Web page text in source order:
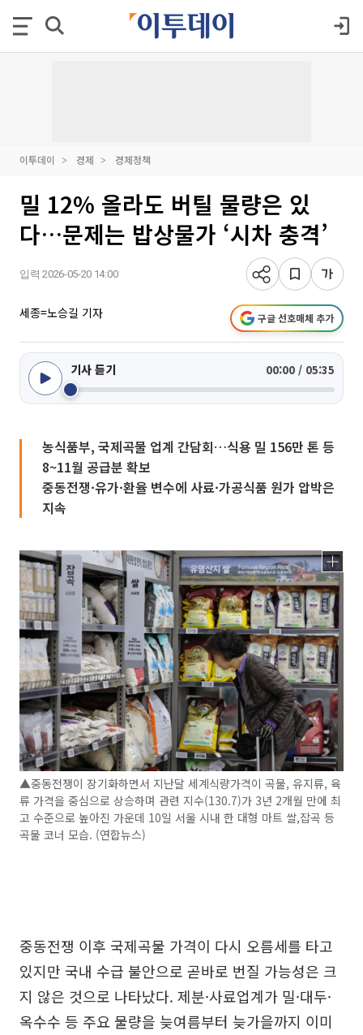
이투데이 경제 경제정책
밀 12% 올라도 버틸 물량은 있
다…문제는 밥상물가 ‘시차 충격’
입력 2026-05-20 14:00
세종=노승길 기자 구글 선호매체 추가
기사 듣기 00:00 / 05:35
농식품부, 국제곡물 업계 간담회…식용 밀 156만 톤 등
8~11월 공급분 확보
중동전쟁·유가·환율 변수에 사료·가공식품 원가 압박은
지속
▲중동전쟁이 장기화하면서 지난달 세계식량가격이 곡물, 유지류, 육
류 가격을 중심으로 상승하며 관련 지수(130.7)가 3년 2개월 만에 최
고 수준으로 높아진 가운데 10일 서울 시내 한 대형 마트 쌀,잡곡 등
곡물 코너 모습. (연합뉴스)
중동전쟁 이후 국제곡물 가격이 다시 오름세를 타고
있지만 국내 수급 불안으로 곧바로 번질 가능성은 크
지 않은 것으로 나타났다. 제분·사료업계가 밀·대두·
옥수수 등 주요 물량을 늦여름부터 늦가을까지 이미